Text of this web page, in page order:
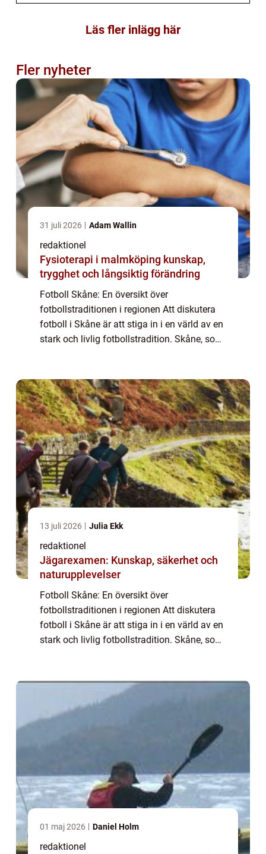
Läs fler inlägg här
Fler nyheter
31 juli 2026 Adam Wallin
redaktionel
Fysioterapi i malmköping kunskap,
trygghet och långsiktig förändring
Fotboll Skåne: En översikt över
fotbollstraditionen i regionen Att diskutera
fotboll i Skåne är att stiga in i en värld av en
stark och livlig fotbollstradition. Skåne, som
13 juli 2026 Julia Ekk
redaktionel
Jägarexamen: Kunskap, säkerhet och
naturupplevelser
Fotboll Skåne: En översikt över
fotbollstraditionen i regionen Att diskutera
fotboll i Skåne är att stiga in i en värld av en
stark och livlig fotbollstradition. Skåne, som
01 maj 2026 Daniel Holm
redaktionel